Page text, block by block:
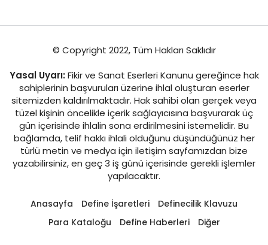
© Copyright 2022, Tüm Hakları Saklıdır
Yasal Uyarı:Fikir ve Sanat Eserleri Kanunu gereğince hak
sahiplerinin başvuruları üzerine ihlal oluşturan eserler
sitemizden kaldırılmaktadır. Hak sahibi olan gerçek veya
tüzel kişinin öncelikle içerik sağlayıcısına başvurarak üç
gün içerisinde ihlalin sona erdirilmesini istemelidir. Bu
bağlamda, telif hakkı ihlali olduğunu düşündüğünüz her
türlü metin ve medya için iletişim sayfamızdan bize
yazabilirsiniz, en geç 3 iş günü içerisinde gerekli işlemler
yapılacaktır.
Anasayfa Define İşaretleri
Definecilik Klavuzu
Para Kataloğu
Define Haberleri Diğer